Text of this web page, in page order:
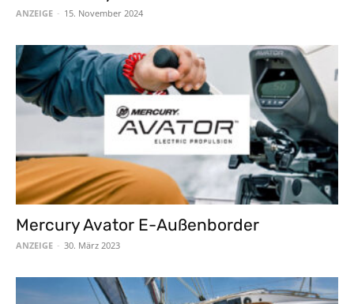
ANZEIGE - 15. November 2024
Mercury Avator E-Außenborder
ANZEIGE - 30. März 2023